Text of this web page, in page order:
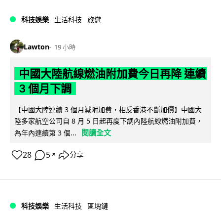
科技娛樂 生活科技 旅遊
Lawton 19 小時
中國大陸航線燃油附加費今日再降 連續
3 個月下調
【中國大陸連續 3 個月減附加費，相反香港不斷加價】中國大
陸多家航空公司自 8 月 5 日起再度下調內陸航線燃油附加費，
為年內連續第 3 個...
閱讀全文
28 5 ↗ 分享
科技娛樂 生活科技 區塊鏈